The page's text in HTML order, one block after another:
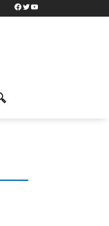
Facebook
TwitterYouTube